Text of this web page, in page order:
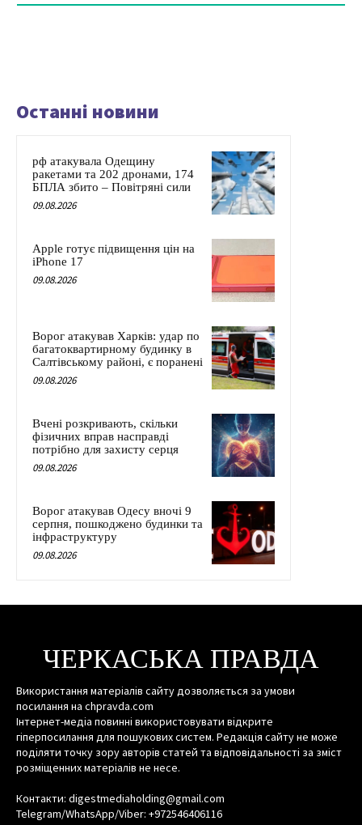
Останні новини
рф атакувала Одещину
ракетами та 202 дронами, 174
БПЛА збито – Повітряні сили
09.08.2026
Apple готує підвищення цін на
iPhone 17
09.08.2026
Ворог атакував Харків: удар по
багатоквартирному будинку в
Салтівському районі, є поранені
09.08.2026
Вчені розкривають, скільки
фізичних вправ насправді
потрібно для захисту серця
09.08.2026
Ворог атакував Одесу вночі 9
серпня, пошкоджено будинки та
інфраструктуру
09.08.2026
ЧЕРКАСЬКА ПРАВДА
Використання матеріалів сайту дозволяється за умови
посилання на chpravda.com
Інтернет-медіа повинні використовувати відкрите
гіперпосилання для пошукових систем. Редакція сайту не може
поділяти точку зору авторів статей та відповідальності за зміст
розміщенних матеріалів не несе.
Контакти: digestmediaholding@gmail.com
Telegram/WhatsApp/Viber: +972546406116